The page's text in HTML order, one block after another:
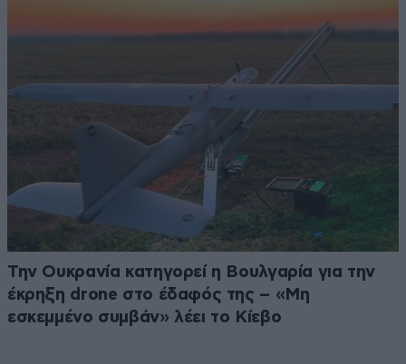
Την Ουκρανία κατηγορεί η Βουλγαρία για την
έκρηξη drone στο έδαφός της – «Μη
εσκεμμένο συμβάν» λέει το Κίεβο